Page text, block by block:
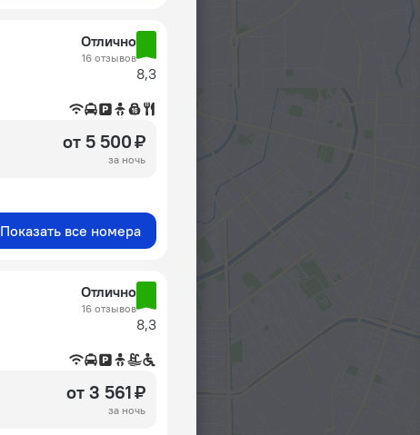
Отлично
16 отзывов
8,3
от 5 500 ₽
за ночь
Показать все номера
Отлично
16 отзывов
8,3
от 3 561 ₽
за ночь